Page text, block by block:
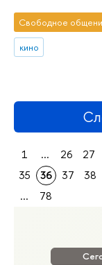
Свободное
кино
1 ... 26 27
35
36 37 38
...
78